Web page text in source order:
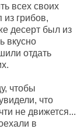
всех своих
из грибов,
десерт был из
вкусно
отдать
чтобы
что
не движется...
в